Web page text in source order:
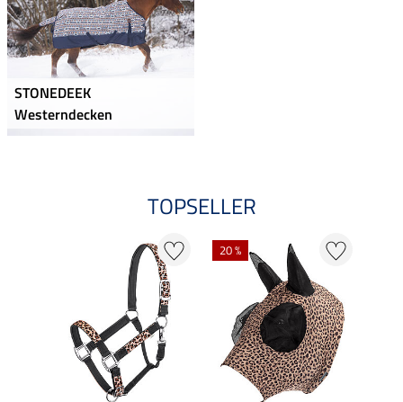
STONEDEEK
Westerndecken
TOPSELLER
20 %